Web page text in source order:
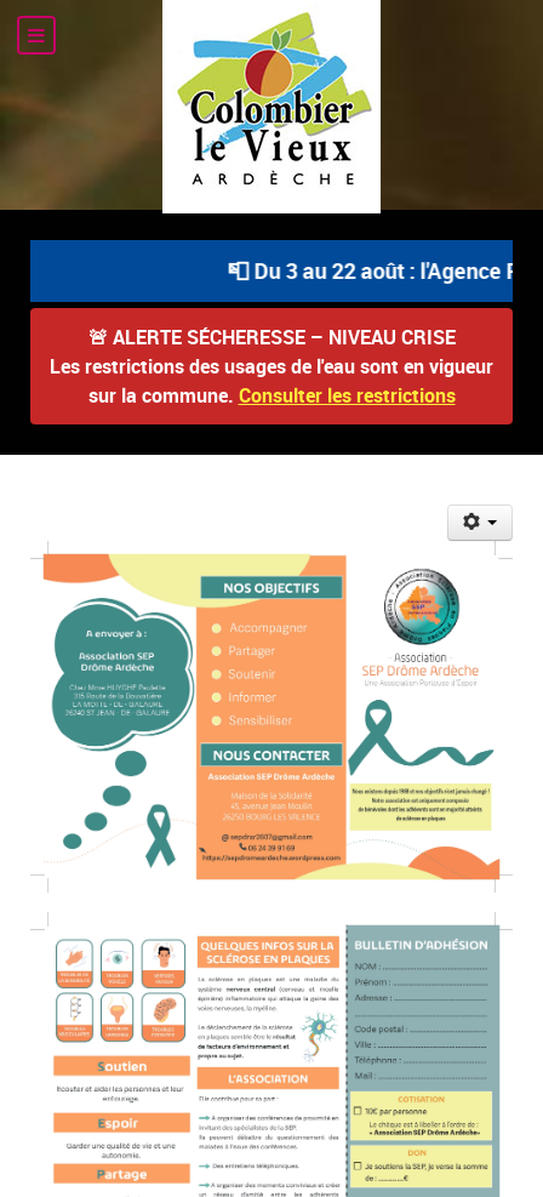
📮 Du 3 au 22 août : l'Agence
🚨 ALERTE SÉCHERESSE – NIVEAU CRISE
Les restrictions des usages de l'eau sont en vigueur
sur la commune. Consulter les restrictions